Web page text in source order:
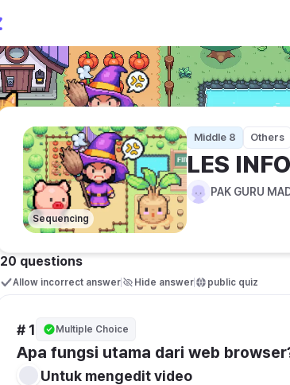
Sequencing
Middle 8 Others
LES
PAK GURU
20 questions
Allow incorrect answer Hide answer public quiz
# 1 Multiple Choice
Apa fungsi utama dari web
Untuk mengedit video